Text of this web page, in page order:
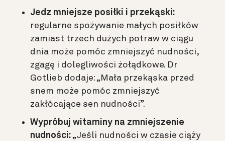
Jedz mniejsze posiłki i przekąski:
regularne spożywanie małych posiłków
zamiast trzech dużych potraw w ciągu
dnia może pomóc zmniejszyć nudności,
zgagę i dolegliwości żołądkowe. Dr
Gotlieb dodaje: „Mała przekąska przed
snem może pomóc zmniejszyć
zakłócające sen nudności”.
Wypróbuj witaminy na zmniejszenie
nudności: „Jeśli nudności w czasie ciąży